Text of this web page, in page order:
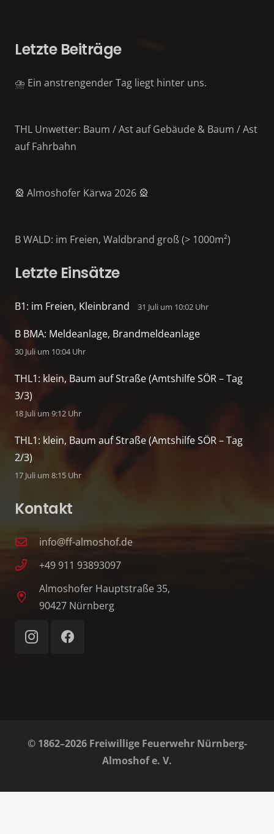
Letzte Beiträge
⛈️ Ein anstrengender Tag liegt hinter uns.
THL Unwetter: Baum / Ast auf Gebäude & Baum / Ast
auf Fahrbahn
🎡 Almoshofer Kärwa 2026 🎡
B WALD: im Freien, Waldbrand groß (> 1000m²)
Letzte Einsätze
B1: im Freien, Kleinbrand 31 Juli um 10:02 Uhr
B BMA: Meldeanlage, Brandmeldeanlage
30 Juli um 10:04 Uhr
THL1: klein, Baum auf Straße (Amtshilfe SÖR – Tag
3/3)
18 Juli um 9:12 Uhr
THL1: klein, Baum auf Straße (Amtshilfe SÖR – Tag
2/3)
17 Juli um 8:15 Uhr
Kontakt
info@ff-almoshof.de
+49 911 93893097
Almoshofer Hauptstraße 35,
90427 Nürnberg
© 1862–2026 Freiwillige Feuerwehr Nürnberg-
Almoshof e. V.